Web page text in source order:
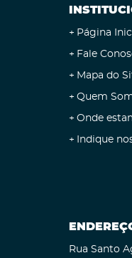
Página
Fale
Mapa do
Quem
Onde
Indique
Rua Santo